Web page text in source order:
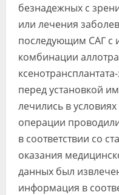
безнадежных с
или лечения
последующим САГ с
комбинации
перед установкой
лечились в
операции
в соответствии со
оказания
данных был
информация в